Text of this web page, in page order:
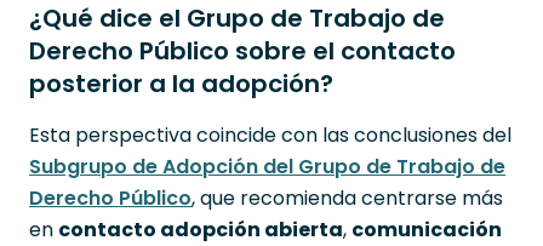
¿Qué dice el Grupo de Trabajo de
Derecho Público sobre el contacto
posterior a la adopción?
Esta perspectiva coincide con las conclusiones del
Subgrupo de Adopción del Grupo de Trabajo de
Derecho Público, que recomienda centrarse más
en contacto adopción abierta, comunicación